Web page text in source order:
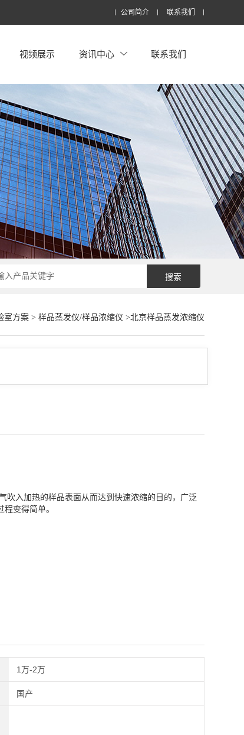
公司简介 联系我们
视频展示 资讯中心 联系我们
室方案> 样品蒸发仪/样品浓缩仪 >北京样品蒸发浓缩仪
吹入加热的样品表面从而达到快速浓缩的目的，广泛
变得简单。
1万-2万
国产